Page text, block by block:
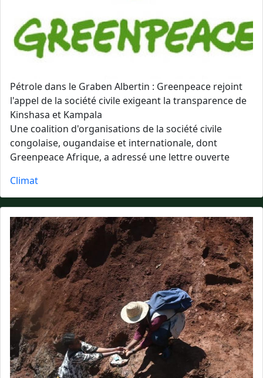
Pétrole dans le Graben Albertin : Greenpeace rejoint
l'appel de la société civile exigeant la transparence de
Kinshasa et Kampala
Une coalition d'organisations de la société civile
congolaise, ougandaise et internationale, dont
Greenpeace Afrique, a adressé une lettre ouverte
Climat